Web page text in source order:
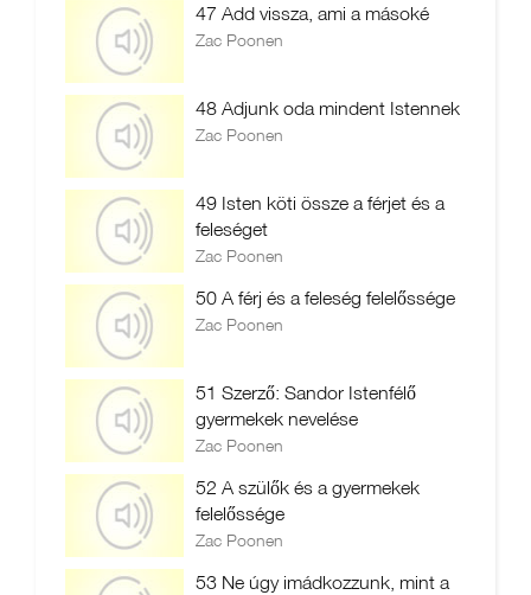
47 Add vissza, ami a másoké
Zac Poonen
48 Adjunk oda mindent Istennek
Zac Poonen
49 Isten köti össze a férjet és a
feleséget
Zac Poonen
50 A férj és a feleség felelőssége
Zac Poonen
51 Szerző: Sandor Istenfélő
gyermekek nevelése
Zac Poonen
52 A szülők és a gyermekek
felelőssége
Zac Poonen
53 Ne úgy imádkozzunk, mint a